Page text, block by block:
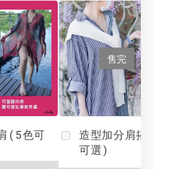
(5色可
售完
造型加分肩搭(4色
可選)